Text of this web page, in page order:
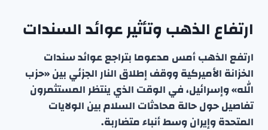
ارتفاع الذهب وتأثير عوائد السندات
ارتفع الذهب أمس مدعوما بتراجع عوائد سندات
الخزانة الأميركية ووقف إطلاق النار الجزئي بين «حزب
الله» وإسرائيل، في الوقت الذي ينتظر المستثمرون
تفاصيل حول حالة محادثات السلام بين الولايات
المتحدة وإيران وسط أنباء متضاربة.